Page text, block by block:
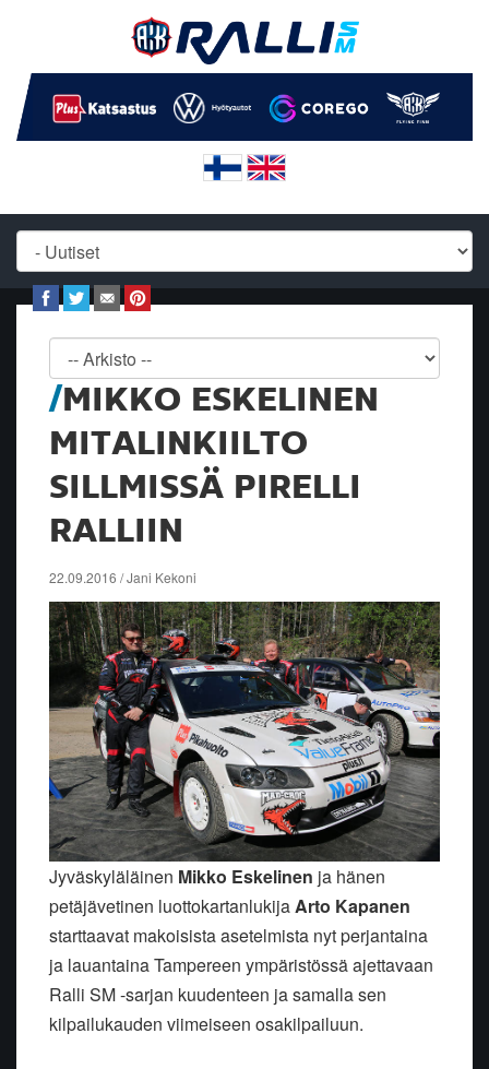
MIKKO ESKELINEN
MITALINKIILTO
SILLMISSÄ PIRELLI
RALLIIN
22.09.2016 / Jani Kekoni
Jyväskyläläinen Mikko Eskelinen ja hänen
petäjävetinen luottokartanlukijaArto Kapanen
starttaavat makoisista asetelmista nyt perjantaina
ja lauantaina Tampereen ympäristössä ajettavaan
Ralli SM -sarjan kuudenteen ja samalla sen
kilpailukauden viimeiseen osakilpailuun.